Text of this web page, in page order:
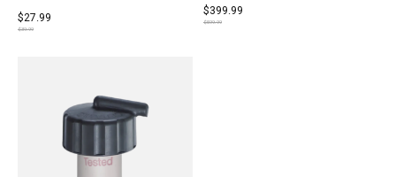
$27.99
$39.99
$399.99
$599.99